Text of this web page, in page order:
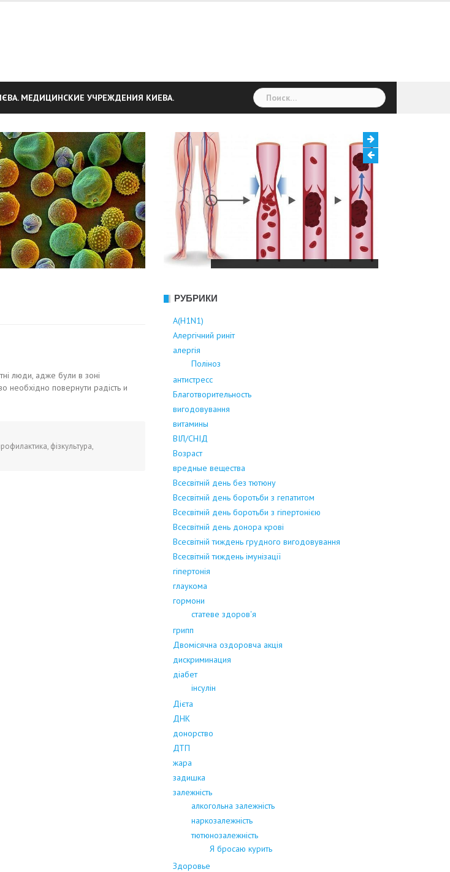
МЕДИЦИНСКИЕ УЧРЕЖДЕНИЯ КИЕВА. Найти:
Тромбоз
люди, адже були в зоні
необхідно повернути радість и
, фізкультура,
РУБРИКИ
А(Н1N1)
Алергічний риніт
алергія
Поліноз
антистресс
Благотворительность
вигодовування
витамины
ВІЛ/СНІД
Возраст
вредные вещества
Всесвітній день без тютюну
Всесвітній день боротьби з гепатитом
Всесвітній день боротьби з гіпертонією
Всесвітній день донора крові
Всесвітній тиждень грудного вигодовування
Всесвітній тиждень імунізації
гіпертонія
глаукома
гормони
статеве здоров'я
грипп
Двомісячна оздоровча акція
дискриминация
діабет
інсулін
Дієта
ДНК
донорство
ДТП
жара
задишка
залежність
алкогольна залежність
наркозалежність
тютюнозалежність
Я бросаю курить
Здоровье